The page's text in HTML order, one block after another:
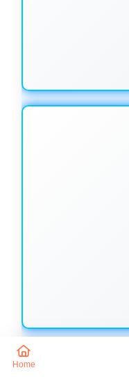
Home